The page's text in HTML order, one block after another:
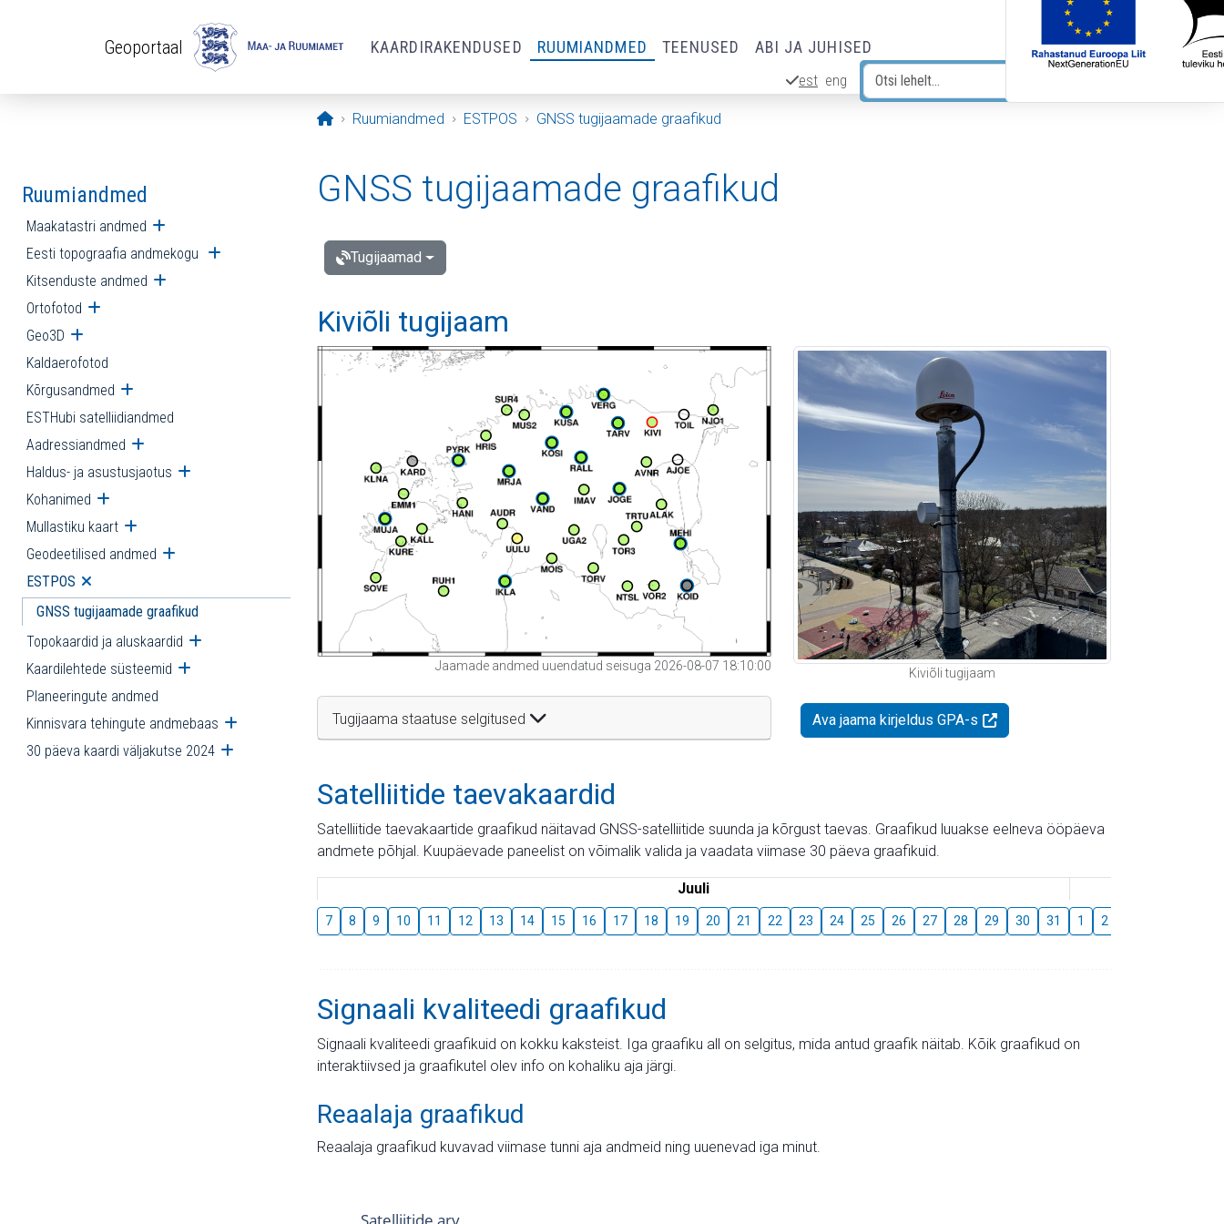
Geoportaal KAARDIRAKENDUSED RUUMIANDMED TEENUSED ABI JA JUHISED
est eng
Avaleht
Ruumiandmed ESTPOS GNSS tugijaamade graafikud
Ruumiandmed
Maakatastri andmed Ava alammenüü
Eesti topograafia andmekogu Ava alammenüü
Kitsenduste andmed Ava alammenüü
Ortofotod Ava alammenüü
Geo3D Ava alammenüü
Kaldaerofotod
Kõrgusandmed Ava alammenüü
ESTHubi satelliidiandmed
Aadressiandmed Ava alammenüü
Haldus- ja asustusjaotus Ava alammenüü
Kohanimed Ava alammenüü
Mullastiku kaart Ava alammenüü
Geodeetilised andmed Ava alammenüü
ESTPOS Ava alammenüü
GNSS tugijaamade graafikud
Topokaardid ja aluskaardid Ava alammenüü
Kaardilehtede süsteemid Ava alammenüü
Planeeringute andmed
Kinnisvara tehingute andmebaas Ava alammenüü
30 päeva kaardi väljakutse 2024 Ava alammenüü
GNSS tugijaamade graafikud
Tugijaamad
Kiviõli tugijaam
Jaamade andmed uuendatud seisuga 2026-08-07 18:10:00
Tugijaama staatuse selgitused
Kiviõli tugijaam
Ava jaama kirjeldus GPA-s
Satelliitide taevakaardid
Satelliitide taevakaartide graafikud näitavad GNSS-satelliitide suunda ja kõrgust taevas. Graafikud luuakse eelneva ööpäeva
andmete põhjal. Kuupäevade paneelist on võimalik valida ja vaadata viimase 30 päeva graafikuid.
Juuli
7 8 9 10 11 12 13 14 15 16 17 18 19 20 21 22 23 24 25 26 27 28 29 30 31 1 2
Signaali kvaliteedi graafikud
Signaali kvaliteedi graafikuid on kokku kaksteist. Iga graafiku all on selgitus, mida antud graafik näitab. Kõik graafikud on
interaktiivsed ja graafikutel olev info on kohaliku aja järgi.
Reaalaja graafikud
Reaalaja graafikud kuvavad viimase tunni aja andmeid ning uuenevad iga minut.